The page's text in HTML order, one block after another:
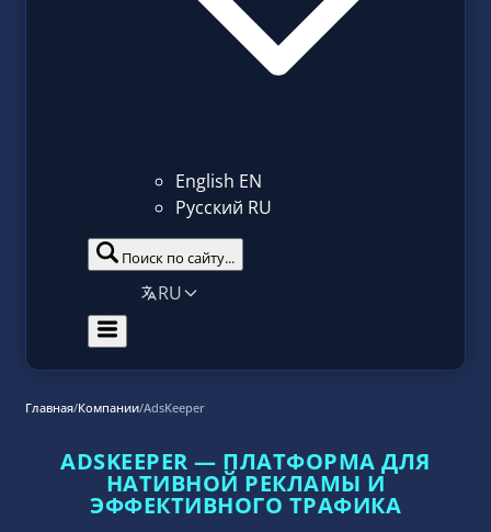
English EN
Русский RU
Поиск по сайту...
RU
Главная/Компании/AdsKeeper
ADSKEEPER — ПЛАТФОРМА ДЛЯ
НАТИВНОЙ РЕКЛАМЫ И
ЭФФЕКТИВНОГО ТРАФИКА